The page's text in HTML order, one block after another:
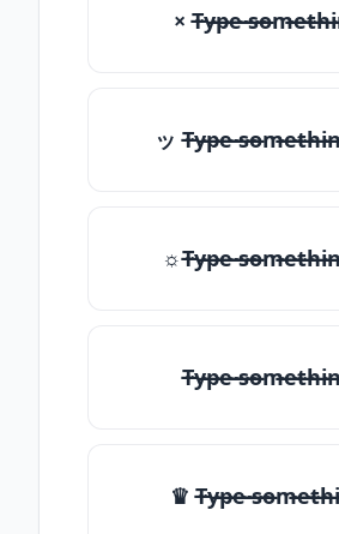
× T̶̴y̶̴p̶̴e̶̴
ッ T̶̴y̶̴p̶̴e̶̴
☼T̶̴y̶̴p̶̴e̶̴
T̶̴y̶̴p̶̴e̶̴
♛ T̶̴y̶̴p̶̴e̶̴